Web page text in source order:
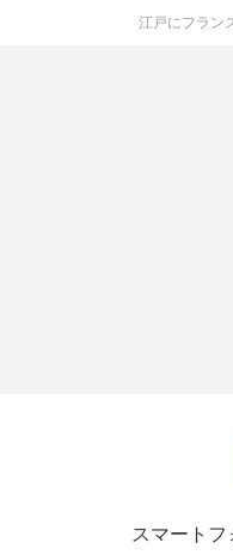
江戸にフラン
スマートフ